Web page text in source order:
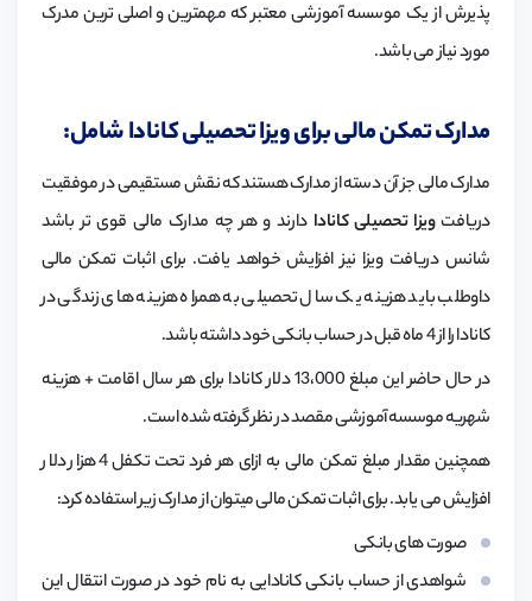
پذیرش از یک موسسه آموزشی معتبر که مهمترین و اصلی ترین مدرک
مورد نیاز می باشد.
مدارک تمکن مالی برای ویزا تحصیلی کانادا شامل:
مدارک مالی جز آن دسته از مدارک هستند که نقش مستقیمی در موفقیت
دریافتویزا تحصیلی کانادا دارند و هر چه مدارک مالی قوی تر باشد
شانس دریافت ویزا نیز افزایش خواهد یافت. برای اثبات تمکن مالی
داوطلب باید هزینه یک سال تحصیلی به همراه هزینه های زندگی در
کانادا را از 4 ماه قبل در حساب بانکی خود داشته باشد.
در حال حاضر این مبلغ 13،000 دلار کانادا برای هر سال اقامت + هزینه
شهریه موسسه آموزشی مقصد در نظر گرفته شده است.
همچنین مقدار مبلغ تمکن مالی به ازای هر فرد تحت تکفل 4 هزار دلار
افزایش می یابد. برای اثبات تمکن مالی میتوان از مدارک زیر استفاده کرد:
صورت های بانکی
شواهدی از حساب بانکی کانادایی به نام خود در صورت انتقال این